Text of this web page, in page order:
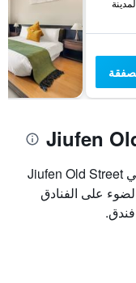
نظرة عامة على متوسط أسعار الفنادق في Jiufen Old Street
على الفنادق